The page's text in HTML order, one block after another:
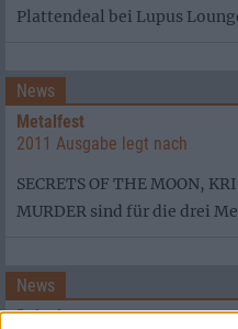
Plattendeal bei Lupus
News
Metalfest
2011 Ausgabe legt nach
SECRETS OF THE MOON,
MURDER sind für die drei
News
Dekadent